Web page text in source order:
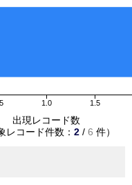
1.0 1.5
出現レコード数
レコード件数： 2 / 6 件）